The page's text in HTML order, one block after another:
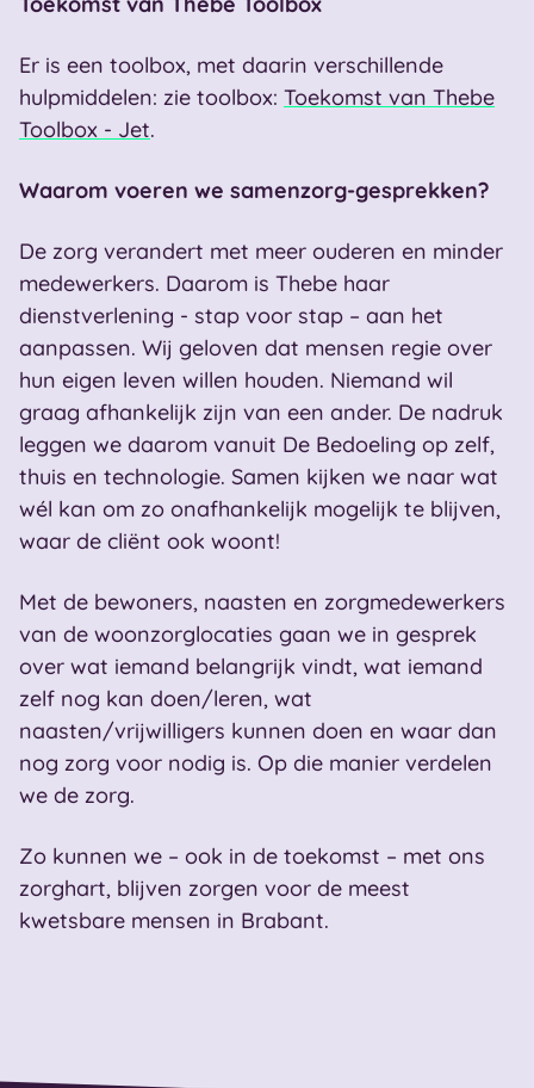
Er is een toolbox, met daarin verschillende
hulpmiddelen: zie toolbox: Toekomst van Thebe
Toolbox - Jet.
Waarom voeren we samenzorg-gesprekken?
De zorg verandert met meer ouderen en minder
medewerkers. Daarom is Thebe haar
dienstverlening - stap voor stap – aan het
aanpassen. Wij geloven dat mensen regie over
hun eigen leven willen houden. Niemand wil
graag afhankelijk zijn van een ander. De nadruk
leggen we daarom vanuit De Bedoeling op zelf,
thuis en technologie. Samen kijken we naar wat
wél kan om zo onafhankelijk mogelijk te blijven,
waar de cliënt ook woont!
Met de bewoners, naasten en zorgmedewerkers
van de woonzorglocaties gaan we in gesprek
over wat iemand belangrijk vindt, wat iemand
zelf nog kan doen/leren, wat
naasten/vrijwilligers kunnen doen en waar dan
nog zorg voor nodig is. Op die manier verdelen
we de zorg.
Zo kunnen we – ook in de toekomst – met ons
zorghart, blijven zorgen voor de meest
kwetsbare mensen in Brabant.